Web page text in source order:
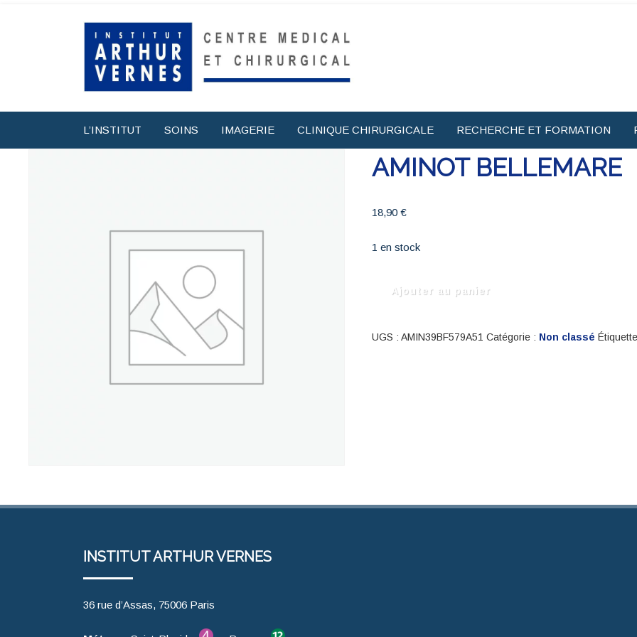
L’INSTITUT SOINS IMAGERIE CLINIQUE CHIRURGICALE RECHERCHE ET FORMATION
AMINOT BELLEMARE
18,90 €
1 en stock
BELLEMARE
Ajouter au panier
UGS : AMIN39BF579A51 Catégorie : Non classé
INSTITUT ARTHUR VERNES
36 rue d’Assas, 75006 Paris